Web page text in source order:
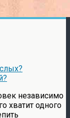
независимо
хватит одного